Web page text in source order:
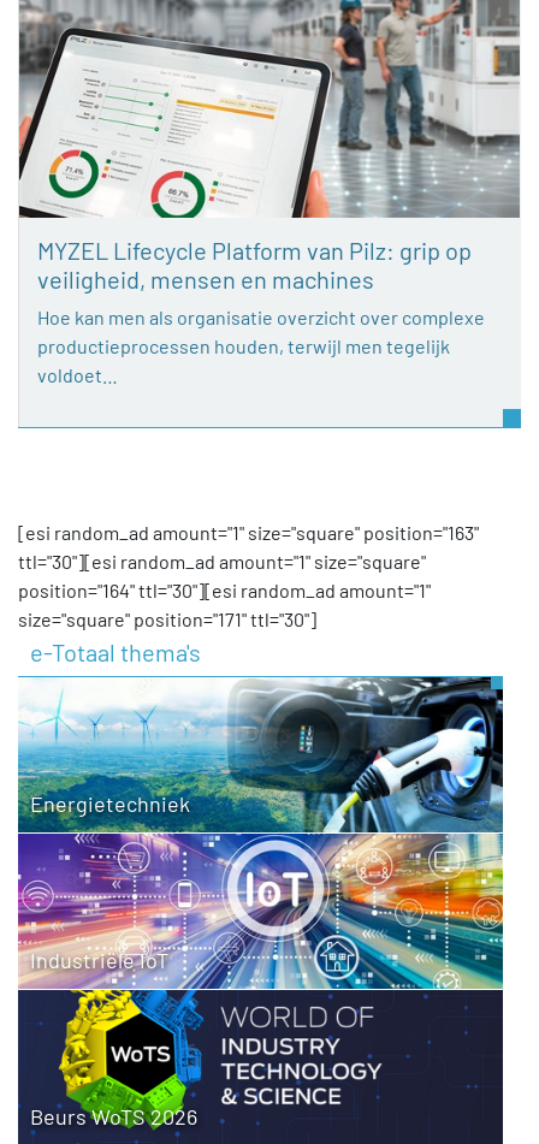
MYZEL Lifecycle Platform van Pilz: grip op
veiligheid, mensen en machines
Hoe kan men als organisatie overzicht over complexe
productieprocessen houden, terwijl men tegelijk
voldoet…
[esi random_ad amount="1" size="square" position="163"
ttl="30"][esi random_ad amount="1" size="square"
position="164" ttl="30"][esi random_ad amount="1"
size="square" position="171" ttl="30"]
e-Totaal thema's
Energietechniek
Industriële IoT
Beurs WoTS 2026